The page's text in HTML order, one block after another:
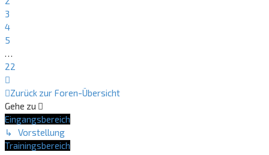
3
4
5
…
22
Zurück zur Foren-Übersicht
Gehe zu
Eingangsbereich
↳ Vorstellung
Trainingsbereich